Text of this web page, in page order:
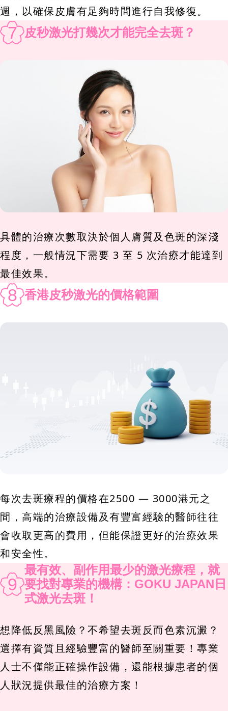
週，以確保皮膚有足夠時間進行自我修復。
7 皮秒激光打幾次才能完全去斑？
具體的治療次數取決於個人膚質及色斑的深淺
程度，一般情況下需要 3 至 5 次治療才能達到
最佳效果。
8 香港皮秒激光的價格範圍
每次去斑療程的價格在2500 — 3000港元之
間，高端的治療設備及有豐富經驗的醫師往往
會收取更高的費用，但能保證更好的治療效果
和安全性。
9
最有效、副作用最少的激光療程，就
要找對專業的機構：GOKU JAPAN日
式激光去斑！
想降低反黑風險？不希望去斑反而色素沉澱？
選擇有資質且經驗豐富的醫師至關重要！專業
人士不僅能正確操作設備，還能根據患者的個
人狀況提供最佳的治療方案！